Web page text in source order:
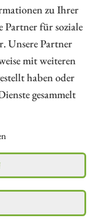
zu Ihrer
Partner für soziale
Unsere Partner
mit weiteren
haben oder
gesammelt
für
Kapitalmarkt